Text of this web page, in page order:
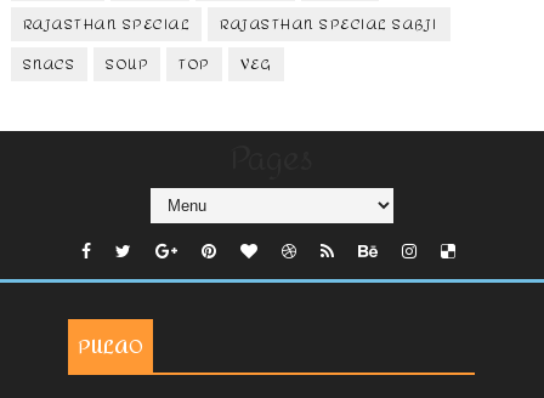
RAJASTHAN SPECIAL
RAJASTHAN SPECIAL SABJI
SNACS
SOUP TOP VEG
PULAO